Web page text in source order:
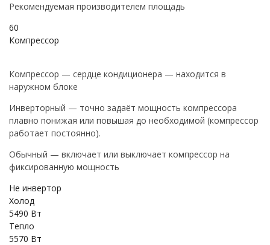
Рекомендуемая производителем площадь
60
Компрессор
Компрессор — сердце кондиционера — находится в
наружном блоке
Инверторный — точно задаёт мощность компрессора
плавно понижая или повышая до необходимой (компрессор
работает постоянно).
Обычный — включает или выключает компрессор на
фиксированную мощность
Не инвертор
Холод
5490 Вт
Тепло
5570 Вт